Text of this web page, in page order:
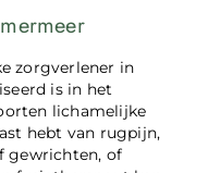
zorgverlener in
is in het
lichamelijke
hebt van rugpijn,
gewrichten, of